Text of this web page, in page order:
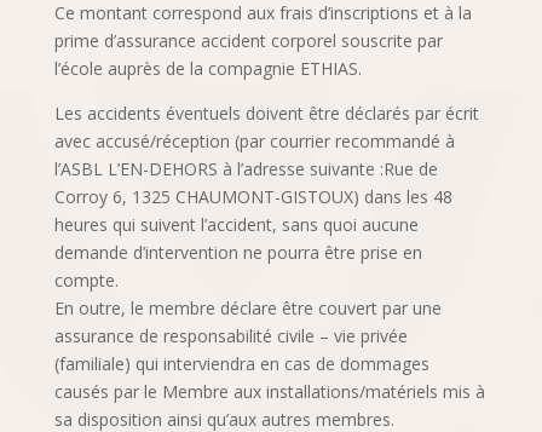
Ce montant correspond aux frais d’inscriptions et à la
prime d’assurance accident corporel souscrite par
l’école auprès de la compagnie ETHIAS.
Les accidents éventuels doivent être déclarés par écrit
avec accusé/réception (par courrier recommandé à
l’ASBL L’EN-DEHORS à l’adresse suivante :Rue de
Corroy 6, 1325 CHAUMONT-GISTOUX) dans les 48
heures qui suivent l’accident, sans quoi aucune
demande d’intervention ne pourra être prise en
compte.
En outre, le membre déclare être couvert par une
assurance de responsabilité civile – vie privée
(familiale) qui interviendra en cas de dommages
causés par le Membre aux installations/matériels mis à
sa disposition ainsi qu’aux autres membres.